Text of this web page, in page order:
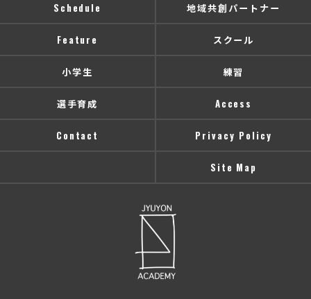
Schedule 地域共創パートナー
Feature スクール
小学生 練習
選手育成 Access
Contact Privacy Policy
Site Map